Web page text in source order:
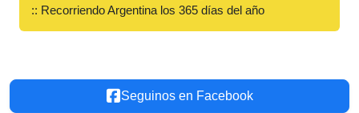
:: Recorriendo Argentina los 365 días del año
Seguinos en Facebook